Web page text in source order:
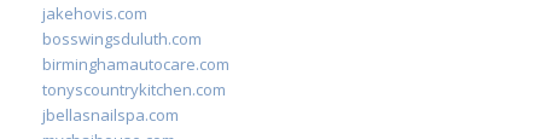
jakehovis.com
bosswingsduluth.com
birminghamautocare.com
tonyscountrykitchen.com
jbellasnailspa.com